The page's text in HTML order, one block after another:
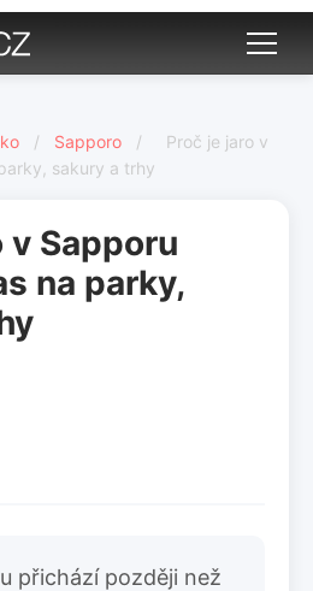
/ Sapporo /
Proč je jaro v
sakury a trhy
v Sapporu
na parky,
přichází později než